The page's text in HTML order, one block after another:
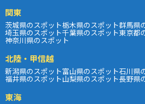
関東
茨城県のスポット栃木県のスポット群馬県
埼玉県のスポット千葉県のスポット東京都
神奈川県のスポット
北陸・甲信越
新潟県のスポット富山県のスポット石川県
福井県のスポット山梨県のスポット長野県
東海